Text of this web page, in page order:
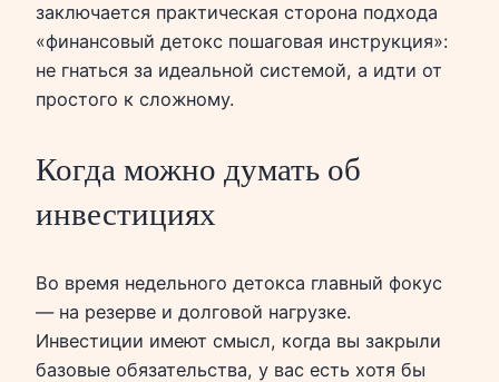
заключается практическая сторона подхода
«финансовый детокс пошаговая инструкция»:
не гнаться за идеальной системой, а идти от
простого к сложному.
Когда можно думать об
инвестициях
Во время недельного детокса главный фокус
— на резерве и долговой нагрузке.
Инвестиции имеют смысл, когда вы закрыли
базовые обязательства, у вас есть хотя бы